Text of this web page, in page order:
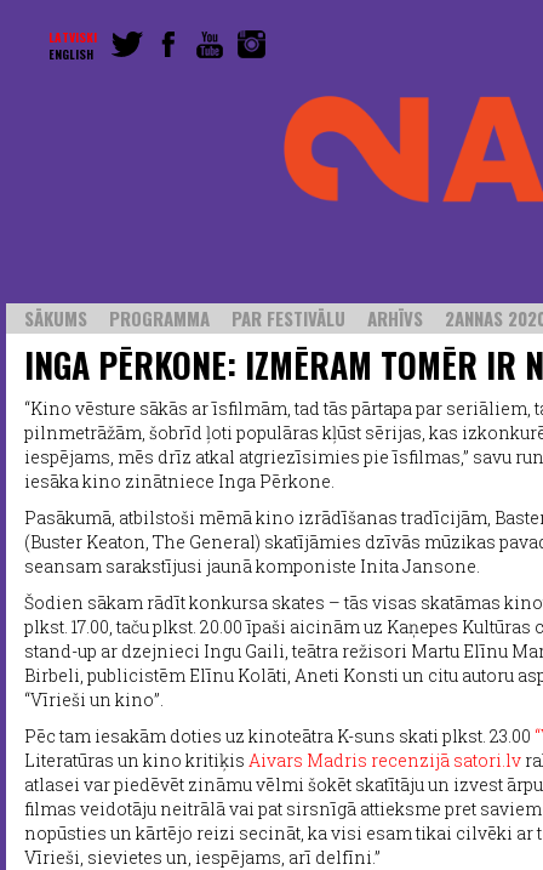
LATVISKI
ENGLISH
SĀKUMS PROGRAMMA PAR FESTIVĀLU ARHĪVS 2ANNAS
INGA PĒRKONE: IZMĒRAM TOMĒR IR
“Kino vēsture sākās ar īsfilmām, tad tās pārtapa par seriāliem,
pilnmetrāžām, šobrīd ļoti populāras kļūst sērijas, kas
iespējams, mēs drīz atkal atgriezīsimies pie īsfilmas,” savu
iesāka kino zinātniece Inga Pērkone.
Pasākumā, atbilstoši mēmā kino izrādīšanas tradīcijām,
(Buster Keaton, The General) skatījāmies dzīvās mūzikas
seansam sarakstījusi jaunā komponiste Inita Jansone.
Šodien sākam rādīt konkursa skates – tās visas skatāmas
plkst. 17.00, taču plkst. 20.00 īpaši aicinām uz Kaņepes
stand-up ar dzejnieci Ingu Gaili, teātra režisori Martu Elīnu
Birbeli, publicistēm Elīnu Kolāti, Aneti Konsti un citu autoru
“Vīrieši un kino”.
Pēc tam iesakām doties uz kinoteātra K-suns skati plkst. 23.00
Literatūras un kino kritiķis Aivars Madris recenzijā satori.lv
atlasei var piedēvēt zināmu vēlmi šokēt skatītāju un izvest
filmas veidotāju neitrālā vai pat sirsnīgā attieksme pret
nopūsties un kārtējo reizi secināt, ka visi esam tikai cilvēki
Vīrieši, sievietes un, iespējams, arī delfīni.”